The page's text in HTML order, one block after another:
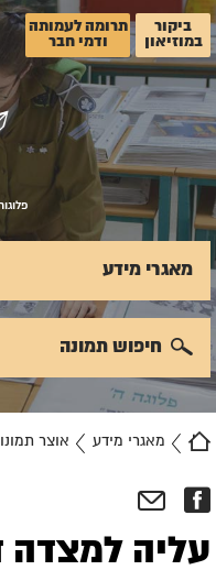
ביקור
במוזיאון
תרומה לעמותה
ודמי חבר
מאגרי מידע אוצר
מאגרי מידע
חיפוש תמונה
עליה למצדה